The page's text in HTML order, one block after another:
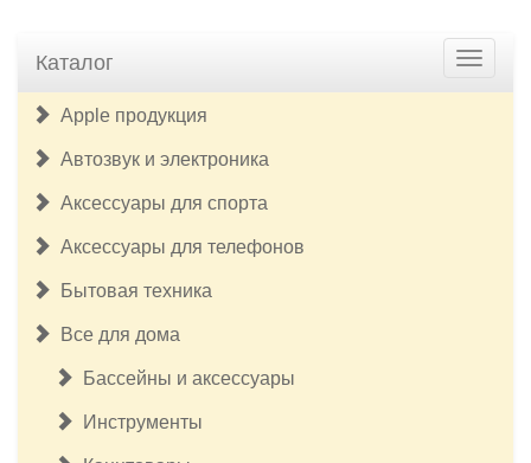
Каталог
Apple продукция
Автозвук и электроника
Аксессуары для спорта
Аксессуары для телефонов
Бытовая техника
Все для дома
Бассейны и аксессуары
Инструменты